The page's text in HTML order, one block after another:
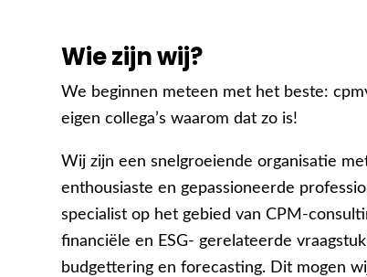
Wie zijn wij?
We beginnen meteen met het beste:
eigen collega’s waarom dat zo is!
Wij zijn een snelgroeiende organisatie
enthousiaste en gepassioneerde
specialist op het gebied van CPM-
financiële en ESG- gerelateerde
budgettering en forecasting. Dit mogen